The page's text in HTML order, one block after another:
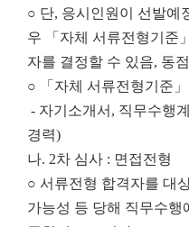
○ 단, 응시인원이 선발예
우 「자체 서류전형기준
자를 결정할 수 있음, 동
○ 「자체 서류전형기준
- 자기소개서, 직무수행
경력)
나. 2차 심사 : 면접전형
○ 서류전형 합격자를 대
가능성 등 당해 직무수행